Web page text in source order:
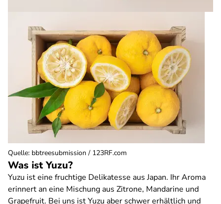
Was ist Yuzu?
Yuzu ist eine fruchtige Delikatesse aus Japan. Ihr Aroma
erinnert an eine Mischung aus Zitrone, Mandarine und
Grapefruit. Bei uns ist Yuzu aber schwer erhältlich und
Quelle: bbtreesubmission / 123RF.com